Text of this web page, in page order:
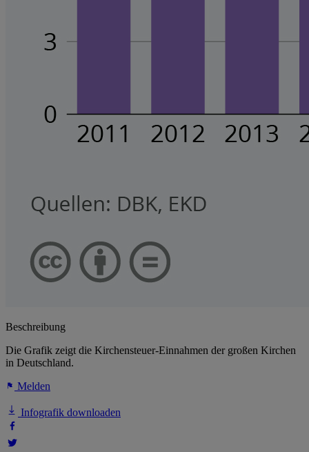
Beschreibung
Die Grafik zeigt die Kirchensteuer-Einnahmen der großen Kirchen
in Deutschland.
Melden
Infografik downloaden